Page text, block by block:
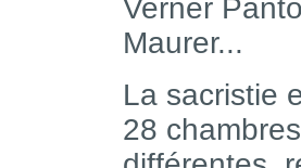
Verner
Maurer...
La sacristie
28